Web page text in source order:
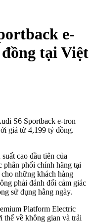
e-
tại Việt
S6 Sportback e-tron
giá từ 4,199 tỷ đồng.
cao đầu tiên của
phối chính hãng tại
những khách hàng
phải đánh đổi cảm giác
sử dụng hằng ngày.
Platform Electric
thế về không gian và trải